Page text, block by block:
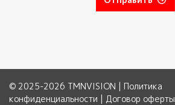
© 2025-2026 TMNVISION | Политика
конфиденциальности | Договор оферты